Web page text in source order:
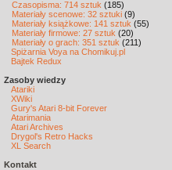
Czasopisma: 714 sztuk (185)
Materiały scenowe: 32 sztuki (9)
Materiały książkowe: 141 sztuk (55)
Materiały firmowe: 27 sztuk (20)
Materiały o grach: 351 sztuk (211)
Spiżarnia Voya na Chomikuj.pl
Bajtek Redux
Zasoby wiedzy
Atariki
XWiki
Gury's Atari 8-bit Forever
Atarimania
Atari Archives
Drygol's Retro Hacks
XL Search
Kontakt